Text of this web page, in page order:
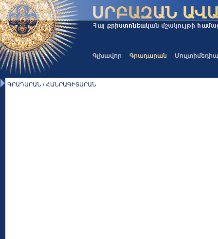
Գլխավոր Գրադարան Մուլտիմեդիա
ԳՐԱԴԱՐԱՆ / ՀԱՆՐԱԳԻՏԱՐԱՆ